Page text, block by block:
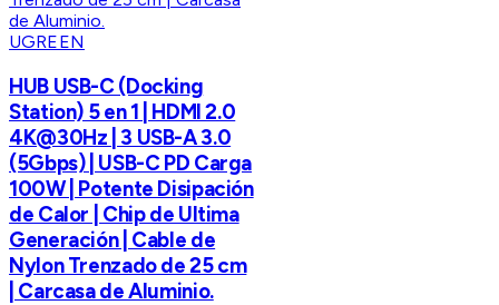
UGREEN
HUB USB-C (Docking
Station) 5 en 1 | HDMI 2.0
4K@30Hz | 3 USB-A 3.0
(5Gbps) | USB-C PD Carga
100W | Potente Disipación
de Calor | Chip de Ultima
Generación | Cable de
Nylon Trenzado de 25 cm
| Carcasa de Aluminio.